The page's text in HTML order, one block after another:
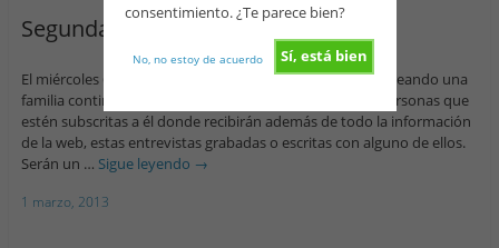
consentimiento. ¿Te parece bien?
Sí, está bien
No, no estoy de acuerdo
Segunda entrevista con expertos
El miércoles 6 de marzo con el boletín de la semana de Creando una
familia continúo la serie de cuatro entrevistas para las personas que
estén subscritas a él donde recibirán además de todo la información
de la web, estas entrevistas grabadas o escritas con alguno de ellos.
Serán un … Sigue leyendo →
1 marzo, 2013